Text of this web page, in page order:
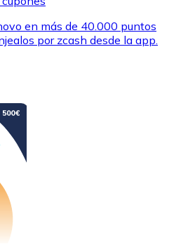
en más de 40.000 puntos
por zcash desde la app.